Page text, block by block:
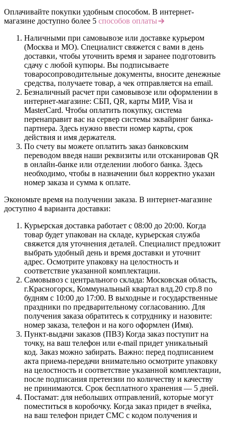
Оплачивайте покупки удобным способом. В интернет-
магазине доступно более 5 способов оплаты
Наличными при самовывозе или доставке курьером
(Москва и МО). Специалист свяжется с вами в день
доставки, чтобы уточнить время и заранее подготовить
сдачу с любой купюры. Вы подписываете
товаросопроводительные документы, вносите денежные
средства, получаете товар, а чек отправляется на email.
Безналичный расчет при самовывозе или оформлении в
интернет-магазине: СБП, QR, карты МИР, Visa и
MasterCard. Чтобы оплатить покупку, система
перенаправит вас на сервер системы эквайринг банка-
партнера. Здесь нужно ввести номер карты, срок
действия и имя держателя.
По счету вы можете оплатить заказ банковским
переводом введя наши реквизиты или отсканировав QR
в онлайн-банке или отделении любого банка. Здесь
необходимо, чтобы в назначении был корректно указан
номер заказа и сумма к оплате.
Экономьте время на получении заказа. В интернет-магазине
доступно 4 варианта доставки:
Курьерская доставка работает с 08:00 до 20:00. Когда
товар будет упакован на складе, курьерская служба
свяжется для уточнения деталей. Специалист предложит
выбрать удобный день и время доставки и уточнит
адрес. Осмотрите упаковку на целостность и
соответствие указанной комплектации.
Самовывоз с центрального склада: Московская область,
г.Красногорск, Коммунальный квартал влд.20 стр.8 по
будням с 10:00 до 17:00. В выходные и государственные
праздники по предварительному согласованию. Для
получения заказа обратитесь к сотруднику и назовите:
номер заказа, телефон и на кого оформлен (Имя).
Пункт-выдачи заказов (ПВЗ) Когда заказ поступит на
точку, на ваш телефон или e-mail придет уникальный
код. Заказ можно забирать. Важно: перед подписанием
акта приема-передачи внимательно осмотрите упаковку
на целостность и соответствие указанной комплектации,
после подписания претензии по количеству и качеству
не принимаются. Срок бесплатного хранения — 5 дней.
Постамат: для небольших отправлений, которые могут
поместиться в коробочку. Когда заказ придет в ячейка,
на ваш телефон придет СМС с кодом получения и